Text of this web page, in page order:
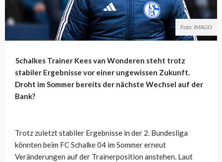
Foto: IMAGO
Schalkes Trainer Kees van Wonderen steht trotz
stabiler Ergebnisse vor einer ungewissen Zukunft.
Droht im Sommer bereits der nächste Wechsel auf der
Bank?
Trotz zuletzt stabiler Ergebnisse in der 2. Bundesliga
könnten beim FC Schalke 04 im Sommer erneut
Veränderungen auf der Trainerposition anstehen. Laut